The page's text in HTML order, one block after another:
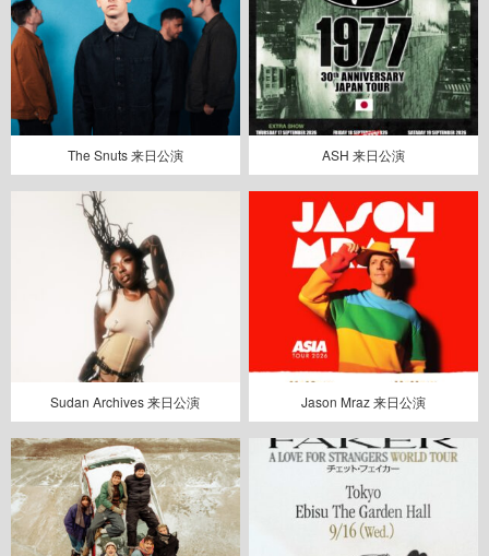
The Snuts 来日公演 ASH 来日公演
Sudan Archives 来日公演 Jason Mraz 来日公演